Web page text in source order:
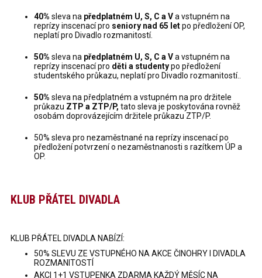
40% sleva na předplatném U, S, C a Va vstupném na
reprízy inscenací pro seniory nad 65 letpo předložení OP,
neplatí pro Divadlo rozmanitostí.
50% sleva na předplatném U, S, C a Va vstupném na
reprízy inscenací pro děti a studentypo předložení
studentského průkazu, neplatí pro Divadlo rozmanitostí..
50% sleva na předplatném a vstupném na pro držitele
průkazu ZTP a ZTP/P, tato sleva je poskytována rovněž
osobám doprovázejícím držitele průkazu ZTP/P.
50% sleva pro nezaměstnané na reprízy inscenací po
předložení potvrzení o nezaměstnanosti s razítkem ÚP a
OP.
KLUB PŘÁTEL DIVADLA
KLUB PŘÁTEL DIVADLA NABÍZÍ:
50% SLEVU ZE VSTUPNÉHO NA AKCE ČINOHRY I DIVADLA
ROZMANITOSTÍ
AKCI 1+1 VSTUPENKA ZDARMA KAŽDÝ MĚSÍC NA